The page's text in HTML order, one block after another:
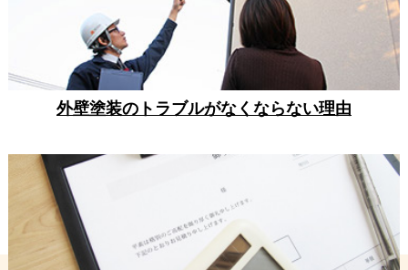
外壁塗装のトラブルがなくならない理由